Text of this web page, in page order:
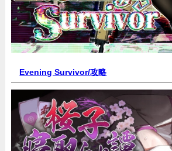
Evening Survivor/攻略